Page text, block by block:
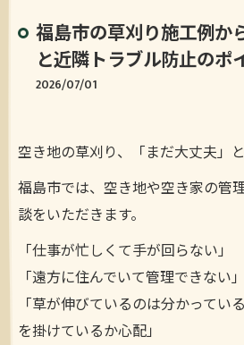
福島市の草刈り施工例か
と近隣トラブル防止のポ
2026/07/01
空き地の草刈り、「まだ大丈夫」
福島市では、空き地や空き家の管
談をいただきます。
「仕事が忙しくて手が回らない」
「遠方に住んでいて管理できない」
「草が伸びているのは分かってい
を掛けているか心配」